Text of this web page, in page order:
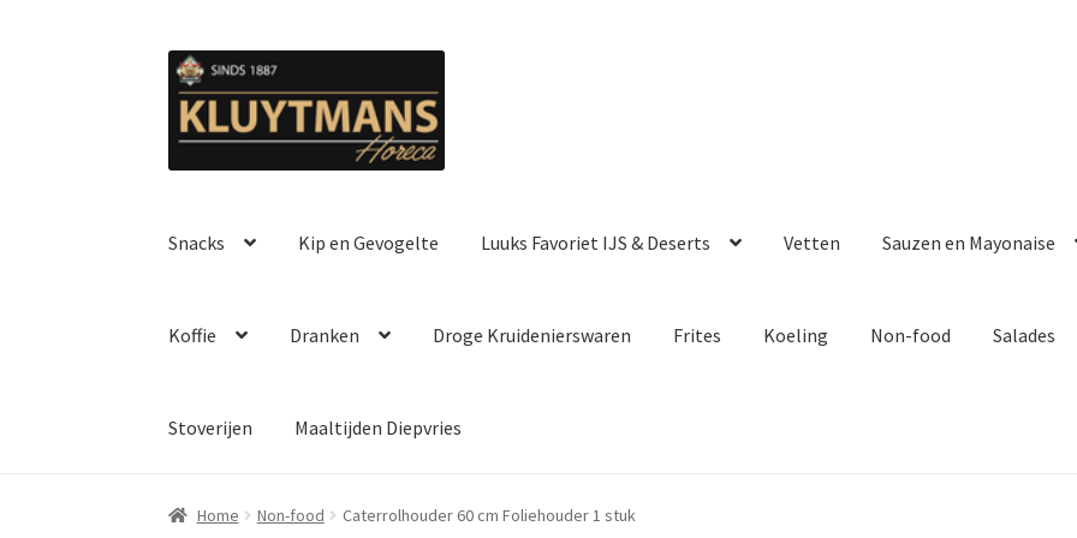
Ga
door
naar
Ga
naar
de
Snacks Kip en Gevogelte Luuks Favoriet IJS & Deserts Vetten Sauzen en Mayonaise
Koffie Dranken Droge Kruidenierswaren Frites Koeling Non-food Salades
Stoverijen Maaltijden Diepvries
Home Non-food Caterrolhouder 60 cm Foliehouder 1 stuk